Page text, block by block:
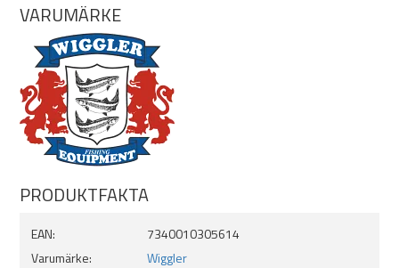
VARUMÄRKE
PRODUKTFAKTA
EAN:
7340010305614
Varumärke:
Wiggler